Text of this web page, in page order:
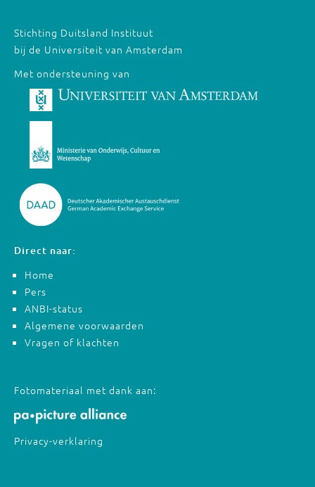
Stichting Duitsland Instituut
bij de Universiteit van Amsterdam
Met ondersteuning van
Direct naar:
Home
Pers
ANBI-status
Algemene voorwaarden
Vragen of klachten
Fotomateriaal met dank aan:
Privacy-verklaring